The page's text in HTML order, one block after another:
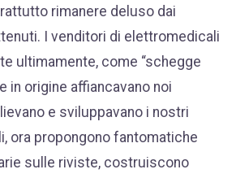
rimanere deluso dai
ultimamente, come “schegge
in origine affiancavano noi
e sviluppavano i nostri
ora propongono fantomatiche
sulle riviste, costruiscono